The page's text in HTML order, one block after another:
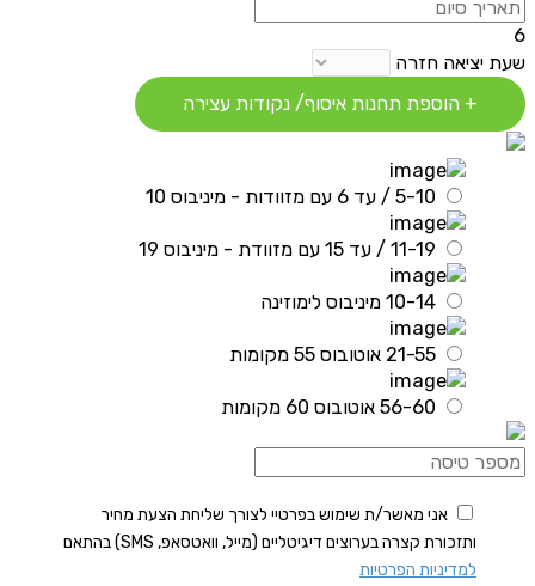
6
שעת יציאה חזרה
+ הוספת תחנות איסוף/ נקודות עצירה
5-10 / עד 6 עם מזוודות - מיניבוס 10
11-19 / עד 15 עם מזוודת - מיניבוס 19
10-14 מיניבוס לימוזינה
21-55 אוטובוס 55 מקומות
56-60 אוטובוס 60 מקומות
אני מאשר/ת שימוש בפרטיי לצורך שליחת הצעת מחיר
ותזכורת קצרה בערוצים דיגיטליים (מייל, וואטסאפ, SMS) בהתאם
למדיניות הפרטיות